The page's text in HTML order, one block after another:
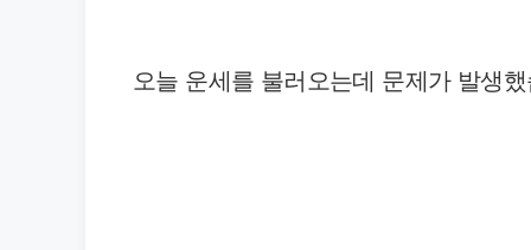
오늘 운세를 불러오는데 문제가 발생